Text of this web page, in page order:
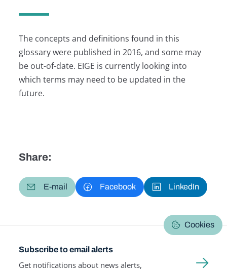
The concepts and definitions found in this
glossary were published in 2016, and some may
be out-of-date. EIGE is currently looking into
which terms may need to be updated in the
future.
Share:
E-mail Facebook LinkedIn
Cookies
Subscribe to email alerts
Get notifications about news alerts,